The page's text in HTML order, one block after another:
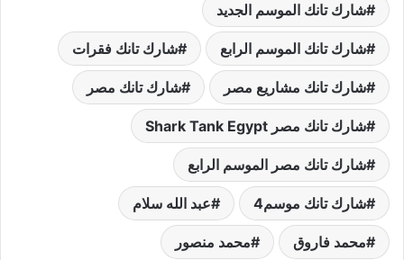
شارك تانك الموسم الجديد
شارك تانك الموسم الرابع شارك تانك فقرات
شارك تانك مشاريع مصر شارك تانك مصر
شارك تانك مصر Shark Tank Egypt
شارك تانك مصر الموسم الرابع
شارك تانك موسم4 عبد الله سلام
محمد فاروق محمد منصور